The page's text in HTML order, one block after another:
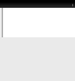
的KT
|